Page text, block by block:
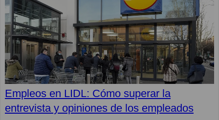
Empleos en LIDL: Cómo superar la
entrevista y opiniones de los empleados